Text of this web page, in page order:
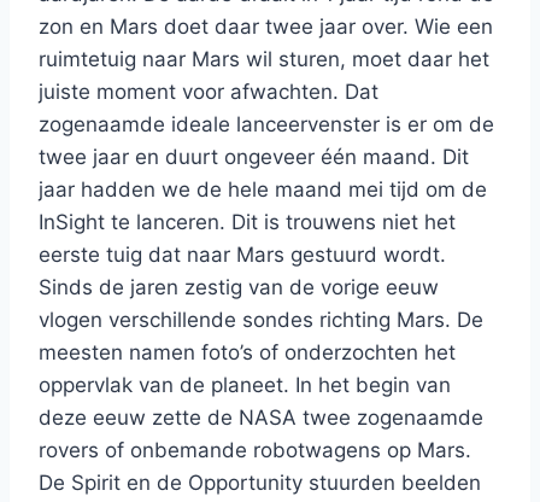
zon en Mars doet daar twee jaar over. Wie een
ruimtetuig naar Mars wil sturen, moet daar het
juiste moment voor afwachten. Dat
zogenaamde ideale lanceervenster is er om de
twee jaar en duurt ongeveer één maand. Dit
jaar hadden we de hele maand mei tijd om de
InSight te lanceren. Dit is trouwens niet het
eerste tuig dat naar Mars gestuurd wordt.
Sinds de jaren zestig van de vorige eeuw
vlogen verschillende sondes richting Mars. De
meesten namen foto’s of onderzochten het
oppervlak van de planeet. In het begin van
deze eeuw zette de NASA twee zogenaamde
rovers of onbemande robotwagens op Mars.
De Spirit en de Opportunity stuurden beelden